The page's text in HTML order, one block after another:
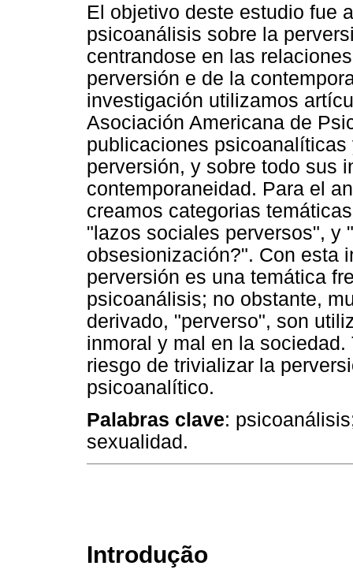
El objetivo deste estudio fue
psicoanálisis sobre la
centrandose en las
perversión e de la
investigación utilizamos
Asociación Americana de
publicaciones
perversión, y sobre todo sus
contemporaneidad. Para el
creamos categorias
"lazos sociales perversos", y
obsesionización?". Con esta
perversión es una temática
psicoanálisis; no obstante,
derivado, "perverso", son
inmoral y mal en la
riesgo de trivializar la
psicoanalítico.
Palabras clave:
sexualidad.
Introdução